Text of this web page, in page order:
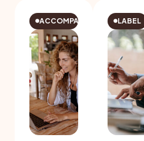
ACCOMPAGNEMENTLABEL